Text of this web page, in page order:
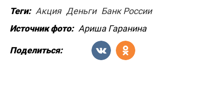
Теги: Акция Деньги Банк России
Источник фото: Ариша Гаранина
Поделиться: